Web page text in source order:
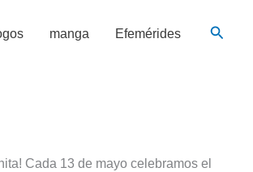
manga Efemérides
Cada 13 de mayo celebramos el